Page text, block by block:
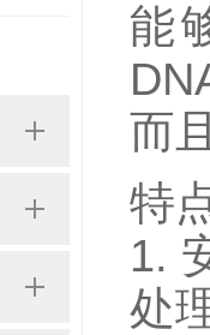
能
而
特
1.
处